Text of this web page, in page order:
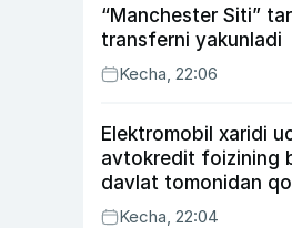
“Manchester Siti”
transferni yakunladi
Kecha, 22:06
Elektromobil xaridi
avtokredit foizining
davlat tomonidan
berilishi mumkin
Kecha, 22:04